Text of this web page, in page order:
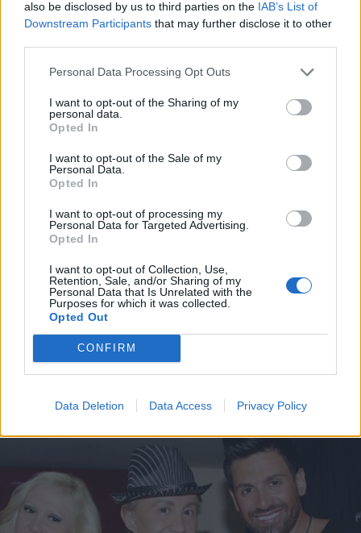
also be disclosed by us to third parties on the IAB’s List of
Downstream Participants that may further disclose it to other
Personal Data Processing Opt Outs
I want to opt-out of the Sharing of my
personal data.
Opted In
I want to opt-out of the Sale of my
Personal Data.
Opted In
I want to opt-out of processing my
Personal Data for Targeted Advertising.
Opted In
I want to opt-out of Collection, Use,
Retention, Sale, and/or Sharing of my
Personal Data that Is Unrelated with the
Purposes for which it was collected.
Opted Out
CONFIRM
Data Deletion Data Access Privacy Policy
ΣΧΕΤΙΚΗ ΕΙΔΗΣΕΟΓΡΑΦΙΑ
LIFESTYLE 16.12.2024 11:55
PARAPOLITIKA NEWSROOM
Μάχη Φλωρινιώτη για τον θάνατο του
γιου της, Νίκου: "Έχουμε κινηθεί νομικά"
Εγγραφή στο newsletter
Αποδέχομαι τους
και την πολιτική απορρήτου
X